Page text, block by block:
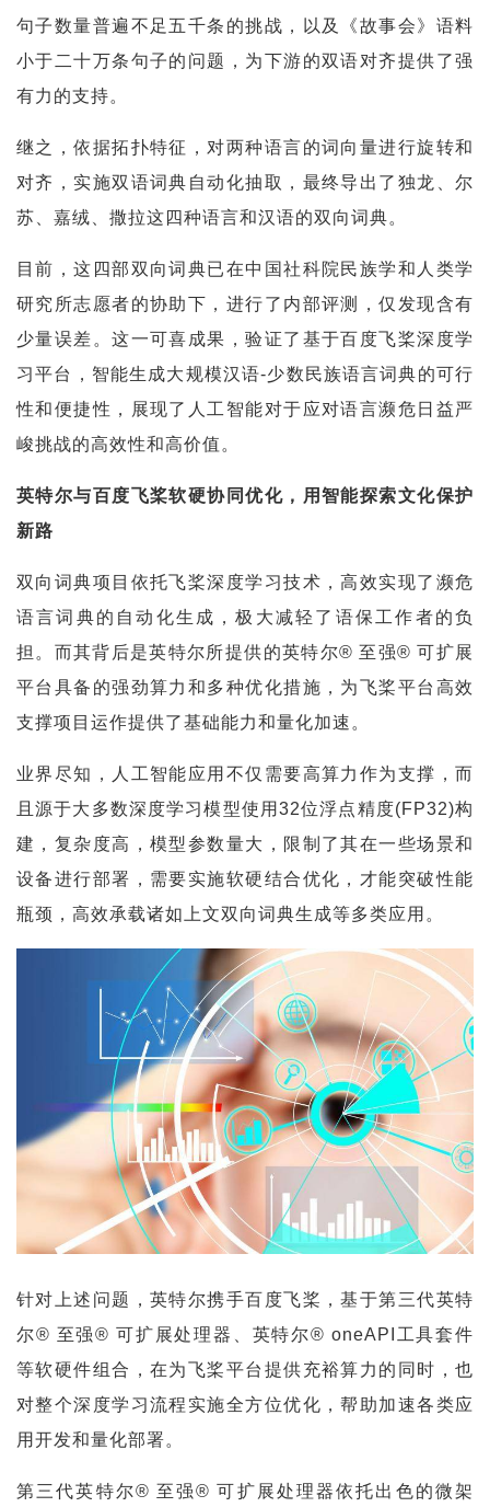
人
深
学
习
云
算
句子数量普遍不足五千条的挑战，以及《故事会》语料
小于二十万条句子的问题，为下游的双语对齐提供了强
有力的支持。
继之，依据拓扑特征，对两种语言的词向量进行旋转和
对齐，实施双语词典自动化抽取，最终导出了独龙、尔
苏、嘉绒、撒拉这四种语言和汉语的双向词典。
目前，这四部双向词典已在中国社科院民族学和人类学
研究所志愿者的协助下，进行了内部评测，仅发现含有
少量误差。这一可喜成果，验证了基于百度飞桨深度学
习平台，智能生成大规模汉语-少数民族语言词典的可行
性和便捷性，展现了人工智能对于应对语言濒危日益严
峻挑战的高效性和高价值。
英特尔与百度飞桨软硬协同优化，用智能探索文化保护
新路
双向词典项目依托飞桨深度学习技术，高效实现了濒危
语言词典的自动化生成，极大减轻了语保工作者的负
担。而其背后是英特尔所提供的英特尔® 至强® 可扩展
平台具备的强劲算力和多种优化措施，为飞桨平台高效
支撑项目运作提供了基础能力和量化加速。
业界尽知，人工智能应用不仅需要高算力作为支撑，而
且源于大多数深度学习模型使用32位浮点精度(FP32)构
建，复杂度高，模型参数量大，限制了其在一些场景和
设备进行部署，需要实施软硬结合优化，才能突破性能
瓶颈，高效承载诸如上文双向词典生成等多类应用。
针对上述问题，英特尔携手百度飞桨，基于第三代英特
尔® 至强® 可扩展处理器、英特尔® oneAPI工具套件
等软硬件组合，在为飞桨平台提供充裕算力的同时，也
对整个深度学习流程实施全方位优化，帮助加速各类应
用开发和量化部署。
第三代英特尔® 至强® 可扩展处理器依托出色的微架